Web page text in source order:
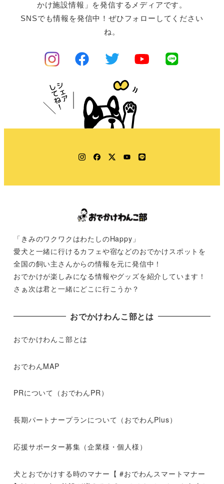
かけ施設情報」を発信するメディアです。
SNSでも情報を発信中！ぜひフォローしてください
ね。
Instagram
Facebook
TwitterYouTube
LINE
「きみのワクワクはわたしのHappy」
愛犬と一緒に行けるカフェや宿などのおでかけスポットを
全国の飼い主さんからの情報を元に発信中！
おでかけが楽しみになる情報やグッズを紹介しています！
さぁ次は君と一緒にどこに行こうか？
おでかけわんこ部とは
おでかけわんこ部とは
おでわんMAP
PRについて（おでわんPR）
長期パートナープランについて（おでわんPlus）
応援サポーター募集（企業様・個人様）
犬とおでかけする時のマナー【 #おでわんスマートマナー